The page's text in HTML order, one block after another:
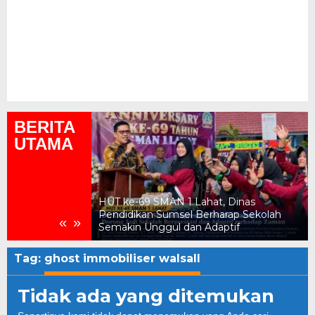
BERITA
UTAMA
« »
HUT ke-69 SMAN 1 Lahat, Dinas
Pendidikan Sumsel Berharap Sekolah
Semakin Unggul dan Adaptif
Tag: ghost immobiliser walsall
Tidak ada yang ditemukan